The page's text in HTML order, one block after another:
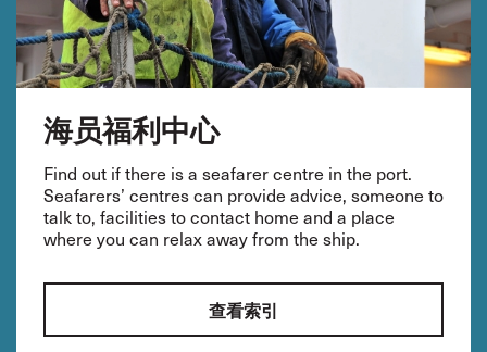
海员福利中心
Find out if there is a seafarer centre in the port.
Seafarers’ centres can provide advice, someone to
talk to, facilities to contact home and a place
where you can relax away from the ship.
查看索引